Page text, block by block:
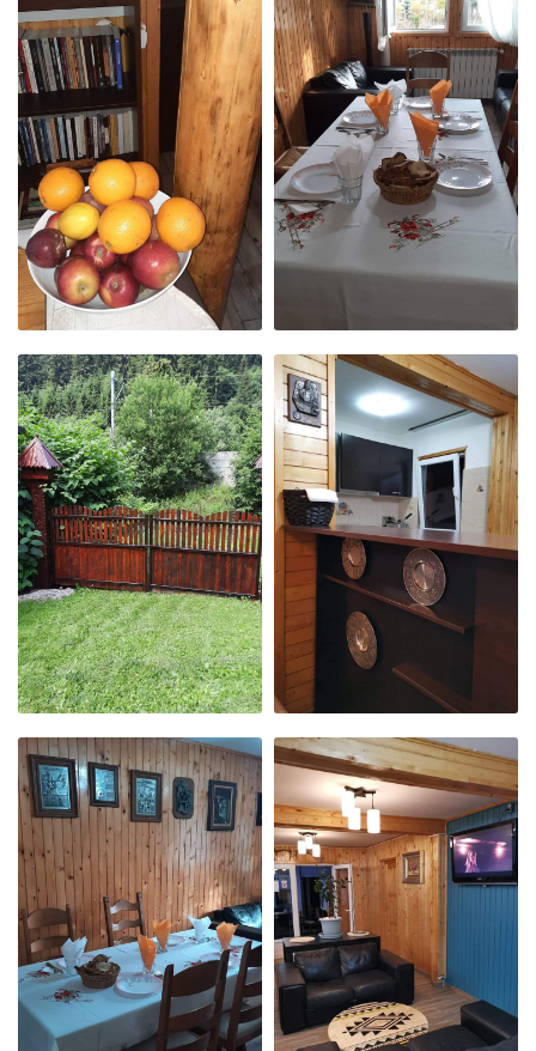
ZONA DE
RELAXARE
LOC DE JOACĂ
BIBLIOTECA
LA MASA
NOASTRĂ
ARHITECTURA
LOCULUI
ARHITECTURA
LOCULUI